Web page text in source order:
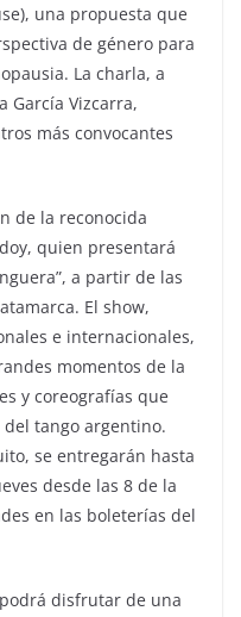
una propuesta que
de género para
La charla, a
García Vizcarra,
más convocantes
de la reconocida
quien presentará
a partir de las
El show,
e internacionales,
momentos de la
y coreografías que
tango argentino.
se entregarán hasta
desde las 8 de la
en las boleterías del
disfrutar de una